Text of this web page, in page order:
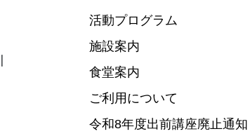
活動プログラム
施設案内
食堂案内
ご利用について
令和8年度出前講座廃止通知